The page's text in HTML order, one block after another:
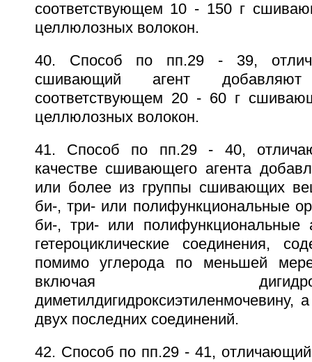
соответствующем 10 - 150 г
целлюлозных волокон.
40. Способ по пп.29 - 39,
сшивающий агент
соответствующем 20 - 60 г
целлюлозных волокон.
41. Способ по пп.29 - 40,
качестве сшивающего агента
или более из группы сшивающих
би-, три- или полифункциональные
би-, три- или полифункциональные
гетероциклические соединения,
помимо углерода по меньшей
включая
диметилдигидроксиэтиленмочевину,
двух последних соединений.
42. Способ по пп.29 - 41,